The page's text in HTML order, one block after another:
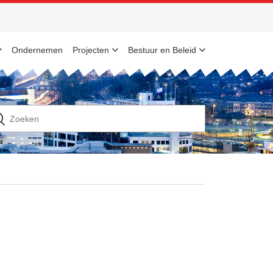
Ondernemen Projecten Bestuur en Beleid